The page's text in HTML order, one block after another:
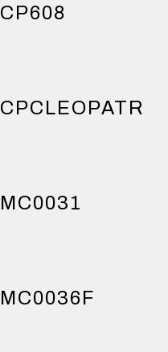
CP608
CPCLEOPATRA
MC0031
MC0036F